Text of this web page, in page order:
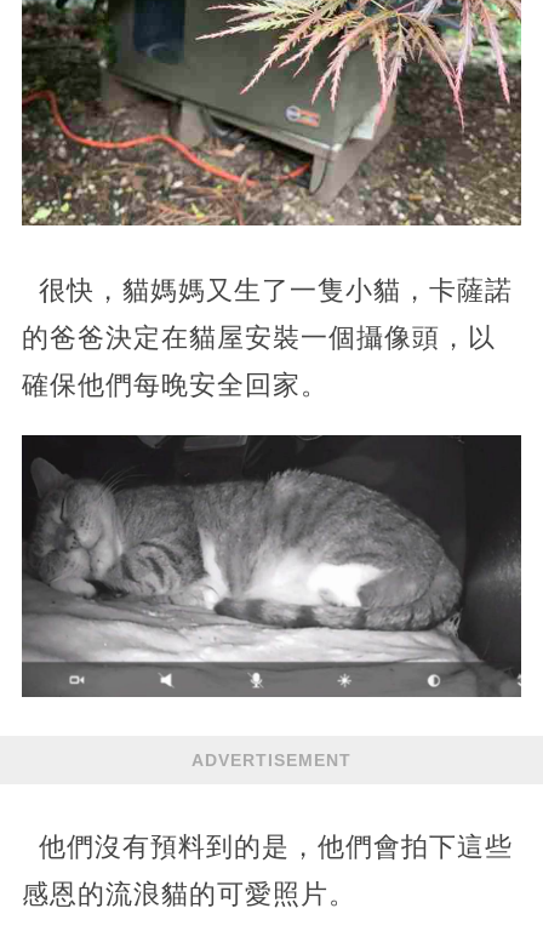
很快，貓媽媽又生了一隻小貓，卡薩諾
的爸爸決定在貓屋安裝一個攝像頭，以
確保他們每晚安全回家。
ADVERTISEMENT
他們沒有預料到的是，他們會拍下這些
感恩的流浪貓的可愛照片。